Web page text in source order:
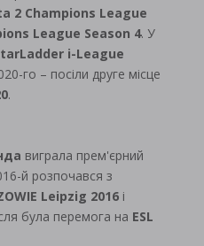
2 Champions League
League Season 4. У
i-League
го – посіли друге місце
.
виграла прем'єрний
й розпочався з
Leipzig 2016і
була перемога на ESL